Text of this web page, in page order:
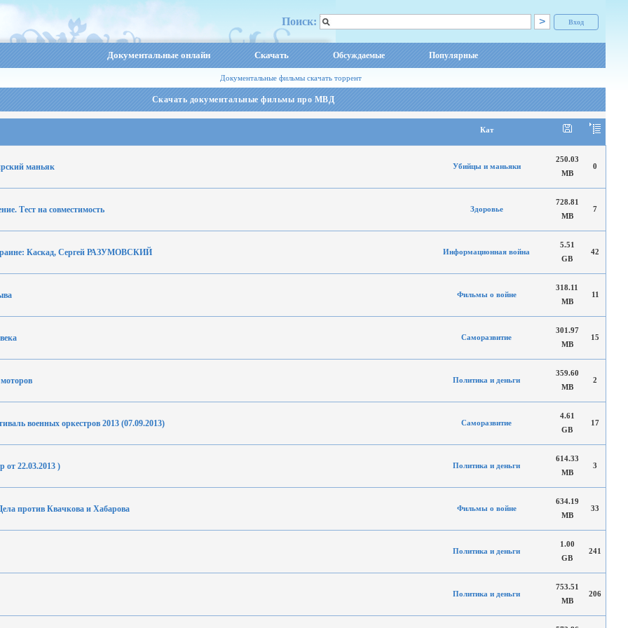
Вход
Поиск:
Документальные онлайн Скачать Обсуждаемые Популярные
Документальные фильмы скачать торрент
Скачать документальные фильмы про МВД
Кат
маньяк Убийцы и маньяки
250.03
MB
0
Тест на совместимость Здоровье
728.81
MB
7
Каскад, Сергей РАЗУМОВСКИЙ Информационная война
5.51
GB
42
Фильмы о войне
318.11
MB
11
Саморазвитие
301.97
MB
15
Политика и деньги
359.60
MB
2
военных оркестров 2013 (07.09.2013) Саморазвитие
4.61
GB
17
от 22.03.2013 ) Политика и деньги
614.33
MB
3
против Квачкова и Хабарова Фильмы о войне
634.19
MB
33
Политика и деньги
1.00
GB
241
Политика и деньги
753.51
MB
206